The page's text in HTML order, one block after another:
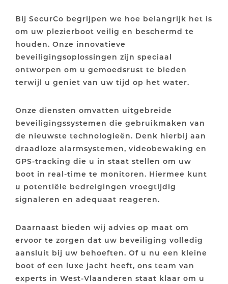
Bij SecurCo begrijpen we hoe belangrijk het is
om uw plezierboot veilig en beschermd te
houden. Onze innovatieve
beveiligingsoplossingen zijn speciaal
ontworpen om u gemoedsrust te bieden
terwijl u geniet van uw tijd op het water.
Onze diensten omvatten uitgebreide
beveiligingssystemen die gebruikmaken van
de nieuwste technologieën. Denk hierbij aan
draadloze alarmsystemen, videobewaking en
GPS-tracking die u in staat stellen om uw
boot in real-time te monitoren. Hiermee kunt
u potentiële bedreigingen vroegtijdig
signaleren en adequaat reageren.
Daarnaast bieden wij advies op maat om
ervoor te zorgen dat uw beveiliging volledig
aansluit bij uw behoeften. Of u nu een kleine
boot of een luxe jacht heeft, ons team van
experts in West-Vlaanderen staat klaar om u